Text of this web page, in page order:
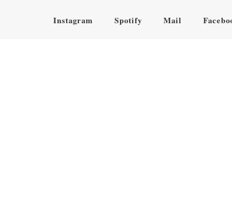
Instagram Spotify Mail